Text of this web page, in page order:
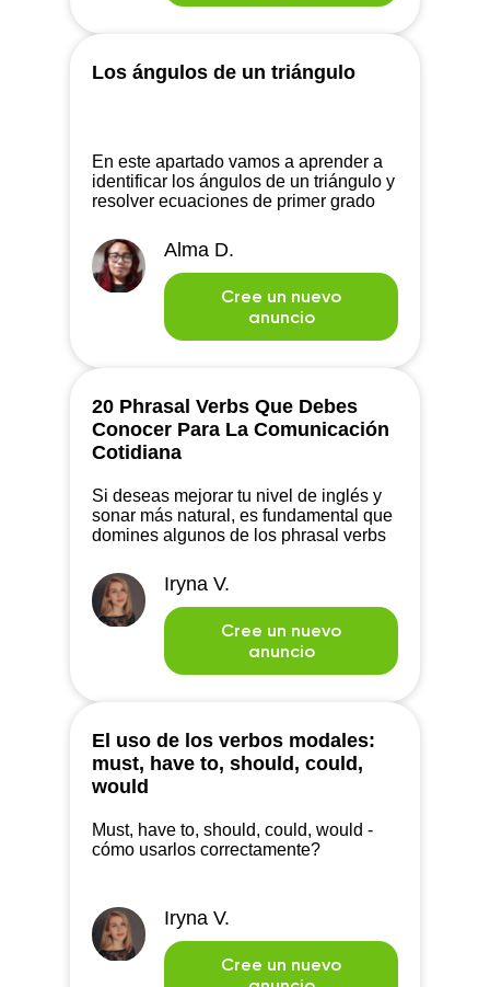
Los ángulos de un triángulo
En este apartado vamos a aprender a
identificar los ángulos de un triángulo y
resolver ecuaciones de primer grado
Alma D.
Cree un nuevo
anuncio
20 Phrasal Verbs Que Debes
Conocer Para La Comunicación
Cotidiana
Si deseas mejorar tu nivel de inglés y
sonar más natural, es fundamental que
domines algunos de los phrasal verbs
algunos de estos verbos que deberías
conocer.
Iryna V.
Cree un nuevo
anuncio
El uso de los verbos modales:
must, have to, should, could,
would
Must, have to, should, could, would -
cómo usarlos correctamente?
Iryna V.
Cree un nuevo